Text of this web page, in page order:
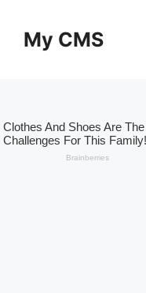
contentMy CMS